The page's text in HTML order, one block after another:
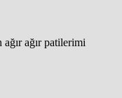
ağır patilerimi